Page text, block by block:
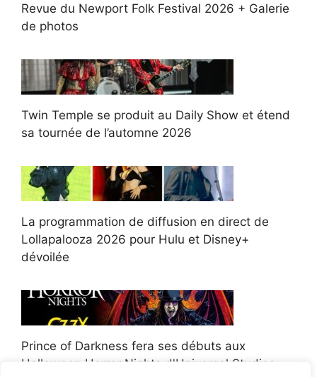
Revue du Newport Folk Festival 2026 + Galerie
de photos
Twin Temple se produit au Daily Show et étend
sa tournée de l’automne 2026
La programmation de diffusion en direct de
Lollapalooza 2026 pour Hulu et Disney+
dévoilée
Prince of Darkness fera ses débuts aux
Halloween Horror Nights d'Universal Studios